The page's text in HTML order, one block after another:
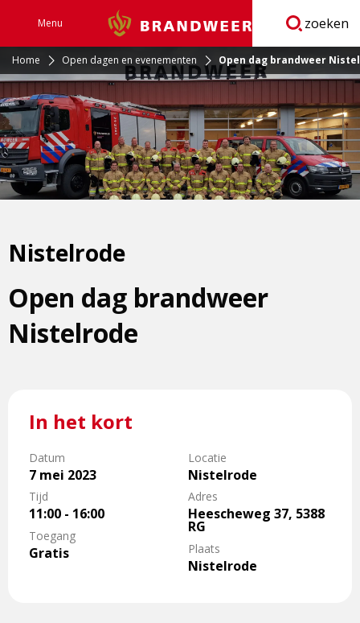
Menu Brandweer zoeken
Home Open dagen en evenementen Open dag brandweer
Open dag brandweer
Nistelrode
Nistelrode
In het kort
Datum
7 mei 2023
Tijd
11:00 - 16:00
Toegang
Gratis
Locatie
Nistelrode
Adres
Heescheweg 37, 5388
RG
Plaats
Nistelrode